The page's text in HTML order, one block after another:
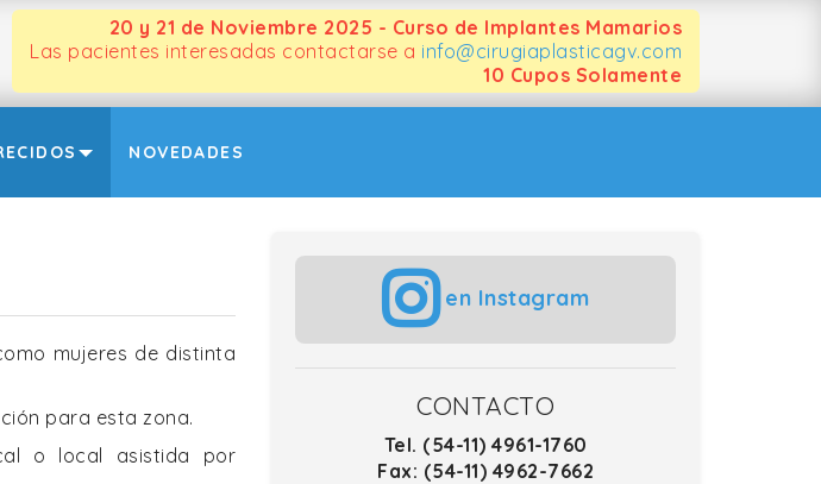
20 y 21 de Noviembre 2025 - Curso de Implantes Mamarios
Las pacientes interesadas contactarse a info@cirugiaplasticagv.com
10 Cupos Solamente
NOVEDADES
mujeres de distinta
para esta zona.
o local asistida por
en Instagram
CONTACTO
Tel. (54-11) 4961-1760
Fax: (54-11) 4962-7662